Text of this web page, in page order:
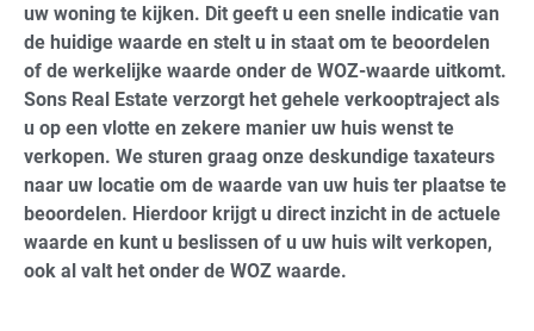
uw woning te kijken. Dit geeft u een snelle indicatie van
de huidige waarde en stelt u in staat om te beoordelen
of de werkelijke waarde onder de WOZ-waarde uitkomt.
Sons Real Estate verzorgt het gehele verkooptraject als
u op een vlotte en zekere manier uw huis wenst te
verkopen. We sturen graag onze deskundige taxateurs
naar uw locatie om de waarde van uw huis ter plaatse te
beoordelen. Hierdoor krijgt u direct inzicht in de actuele
waarde en kunt u beslissen of u uw huis wilt verkopen,
ook al valt het onder de WOZ waarde.